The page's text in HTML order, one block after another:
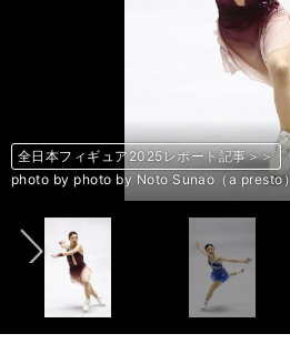
全日本フィギュア2025レポート記事＞＞
photo by photo by Noto Sunao（a presto）
全日本フィギュア2025レポート記事＞＞
photo by photo by Noto Sunao（a presto）
全日本フィギュア2025レポート記事＞＞
photo by photo by Noto Sunao（a presto）
全日本フィギュア2025レポート記事＞＞
photo by photo by Noto Sunao（a presto）
全日本フィギュア2025レポート記事＞＞
photo by photo by Noto Sunao（a presto）
全日本フィギュア2025レポート記事＞＞
photo by photo by Noto Sunao（a presto）
全日本フィギュア2025レポート記事＞＞
photo by photo by Noto Sunao（a presto）
全日本フィギュア2025レポート記事＞＞
photo by photo by Noto Sunao（a presto）
全日本フィギュア2025レポート記事＞＞
photo by photo by Noto Sunao（a presto）
全日本フィギュア2025レポート記事＞＞
photo by photo by Noto Sunao（a presto）
全日本フィギュア2025レポート記事＞＞
photo by photo by Noto Sunao（a presto）
全日本フィギュア2025レポート記事＞＞
photo by photo by Noto Sunao（a presto）
全日本フィギュア2025レポート記事＞＞
photo by photo by Noto Sunao（a presto）
全日本フィギュア2025レポート記事＞＞
photo by photo by Noto Sunao（a presto）
全日本フィギュア2025レポート記事＞＞
photo by photo by Noto Sunao（a presto）
全日本フィギュア2025レポート記事＞＞
photo by photo by Noto Sunao（a presto）
全日本フィギュア2025レポート記事＞＞
photo by photo by Noto Sunao（a presto）
全日本フィギュア2025レポート記事＞＞
photo by photo by Noto Sunao（a presto）
全日本フィギュア2025レポート記事＞＞
photo by photo by Noto Sunao（a presto）
全日本フィギュア2025レポート記事＞＞
photo by photo by Noto Sunao（a presto）
全日本フィギュア2025レポート記事＞＞
photo by photo by Noto Sunao（a presto）
全日本フィギュア2025レポート記事＞＞
photo by photo by Noto Sunao（a presto）
全日本フィギュア2025レポート記事＞＞
photo by photo by Noto Sunao（a presto）
全日本フィギュア2025レポート記事＞＞
photo by photo by Noto Sunao（a presto）
前へ